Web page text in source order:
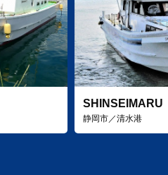
SHINSEIMARU
静岡市／清水港